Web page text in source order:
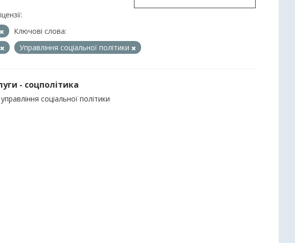
Ключові слова:
Управління соціальної політики
- соцполітика
соціальної політики